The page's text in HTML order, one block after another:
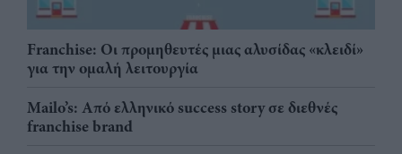
Franchise: Οι προμηθευτές μιας αλυσίδας «κλειδί»
για την ομαλή λειτουργία
Mailo’s: Από ελληνικό success story σε διεθνές
franchise brand